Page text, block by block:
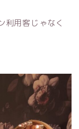
利用客じゃなく